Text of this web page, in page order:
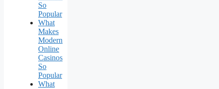
So
Popular
What
Makes
Modern
Online
Casinos
So
Popular
What